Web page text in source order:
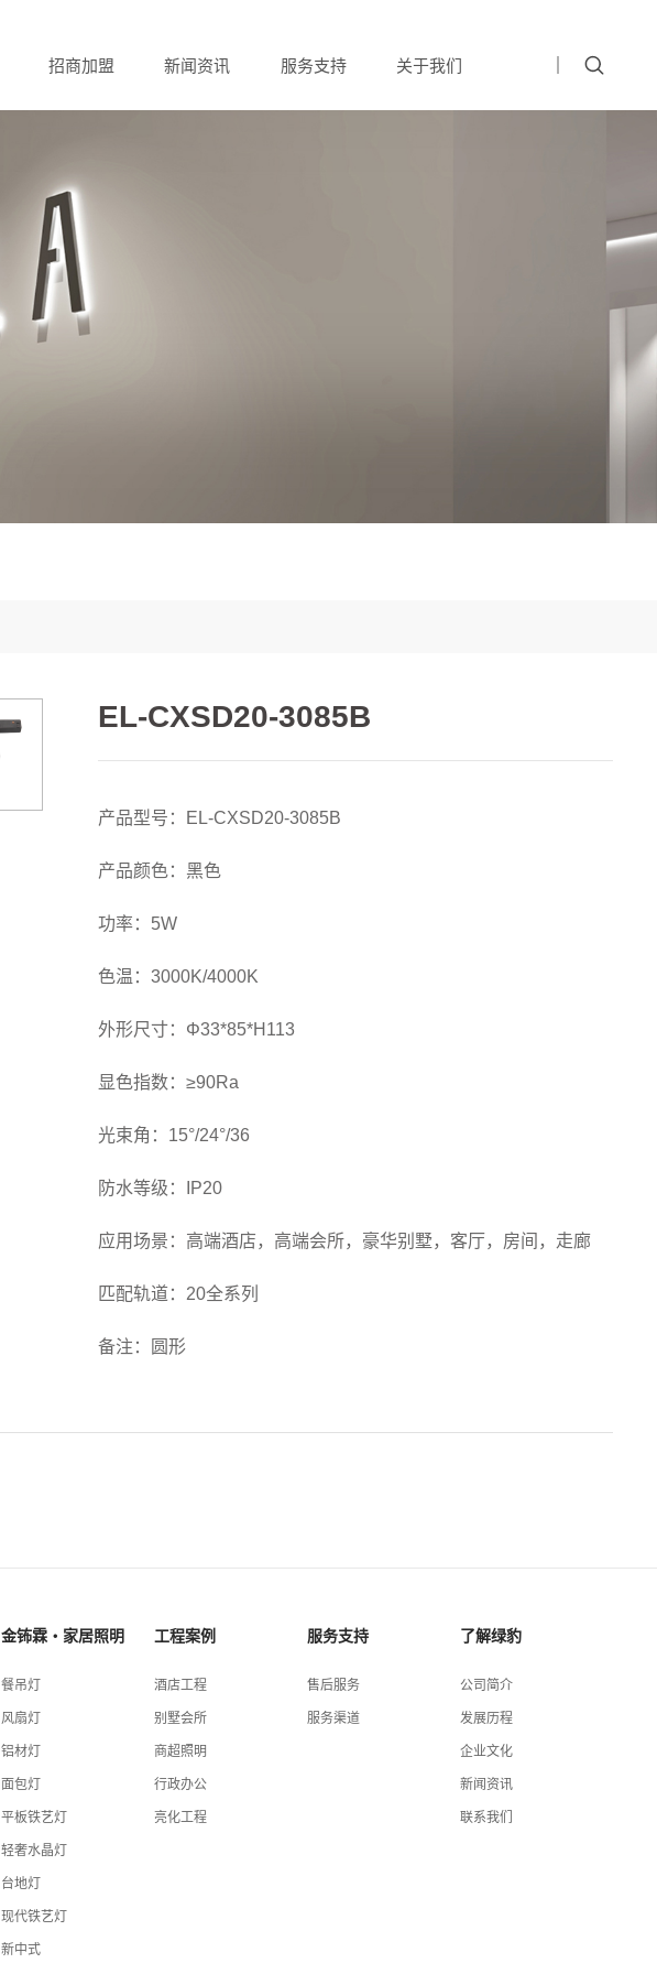
招商加盟 新闻资讯 服务支持 关于我们
EL-CXSD20-3085B
产品型号：EL-CXSD20-3085B
产品颜色：黑色
功率：5W
色温：3000K/4000K
外形尺寸：Φ33*85*H113
显色指数：≥90Ra
光束角：15°/24°/36
防水等级：IP20
应用场景：高端酒店，高端会所，豪华别墅，客厅，房间，走廊
匹配轨道：20全系列
备注：圆形
金钸霖・家居照明
餐吊灯
风扇灯
铝材灯
面包灯
平板铁艺灯
轻奢水晶灯
台地灯
现代铁艺灯
新中式
工程案例
酒店工程
别墅会所
商超照明
行政办公
亮化工程
服务支持
售后服务
服务渠道
了解绿豹
公司简介
发展历程
企业文化
新闻资讯
联系我们